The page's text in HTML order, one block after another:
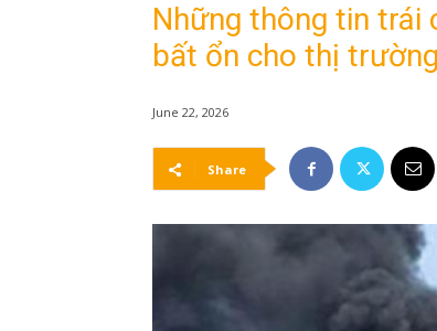
Những thông tin trái
bất ổn cho thị
June 22, 2026
Share